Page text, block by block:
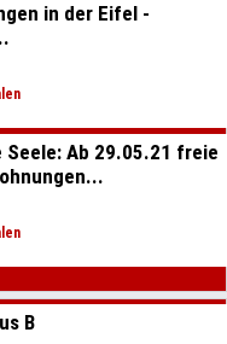
in der Eifel -
Seele: Ab 29.05.21 freie
B